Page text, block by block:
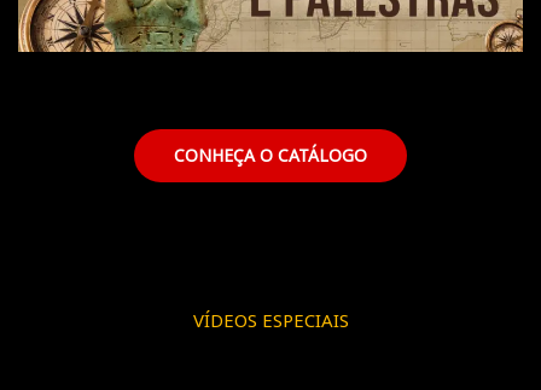
CONHEÇA O CATÁLOGO
VÍDEOS ESPECIAIS